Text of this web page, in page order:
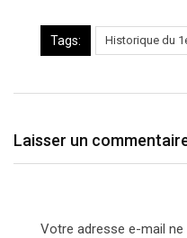
Tags: Historique du
Laisser un
Votre adresse e-mail ne